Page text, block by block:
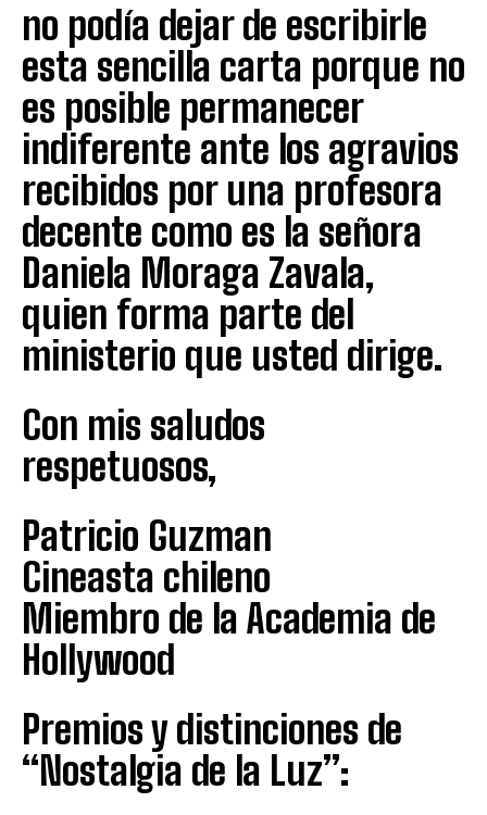
no podía dejar de escribirle
esta sencilla carta porque no
es posible permanecer
indiferente ante los agravios
recibidos por una profesora
decente como es la señora
Daniela Moraga Zavala,
quien forma parte del
ministerio que usted dirige.
Con mis saludos
respetuosos,
Patricio Guzman
Cineasta chileno
Miembro de la Academia de
Hollywood
Premios y distinciones de
“Nostalgia de la Luz”: